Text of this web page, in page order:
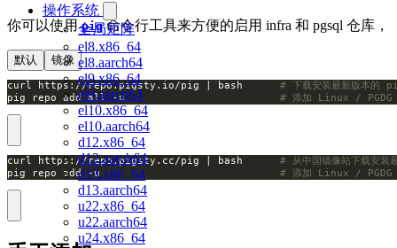
操作系统
全局矩阵
el8.x86_64
el8.aarch64
el9.x86_64
el9.aarch64
el10.x86_64
el10.aarch64
d12.x86_64
d12.aarch64
d13.x86_64
d13.aarch64
u22.x86_64
u22.aarch64
u24.x86_64
你可以使用pig命令行工具来方便的启用 infra 和 pgsql 仓库，
默认 镜像
curl https://repo.pigsty.io/pig | bash # 下载安装最新版本的
pig repo add all -u # 添加 Linux / PGDG
curl https://repo.pigsty.cc/pig | bash # 从中国镜像站下载安
pig repo add -u # 添加 Linux / PGDG